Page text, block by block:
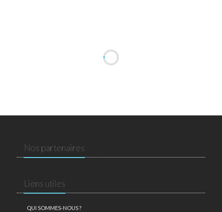
Nos partenaires
Liens utiles
QUI SOMMES-NOUS ?